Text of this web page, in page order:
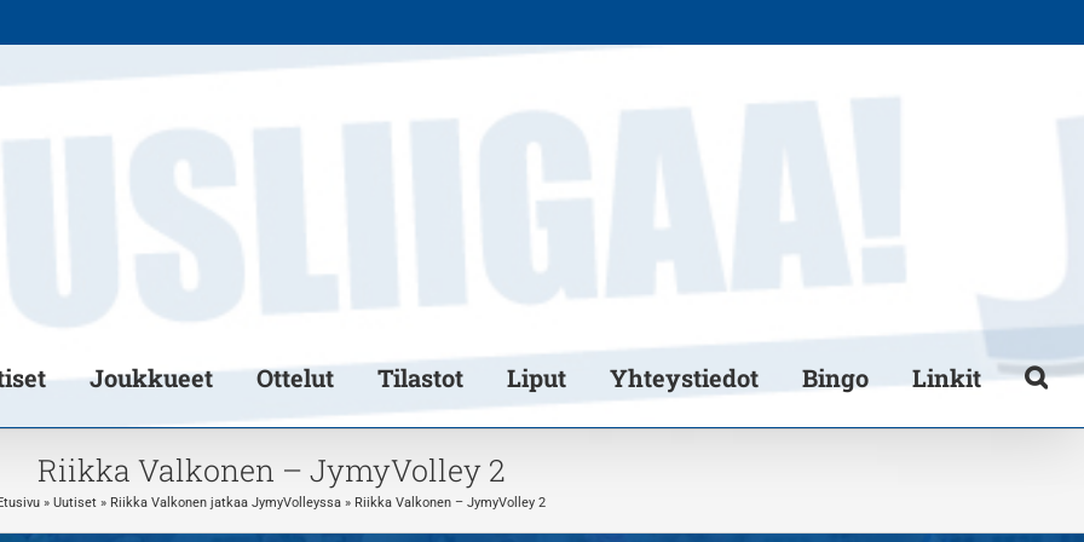
Joukkueet Ottelut Tilastot Liput Yhteystiedot Bingo Linkit
Riikka Valkonen – JymyVolley 2
» Uutiset » Riikka Valkonen jatkaa JymyVolleyssa » Riikka Valkonen – JymyVolley 2